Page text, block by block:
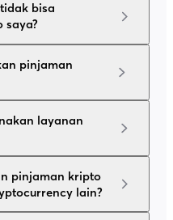
bisa
saya?
pinjaman
layanan
pinjaman kripto
lain?